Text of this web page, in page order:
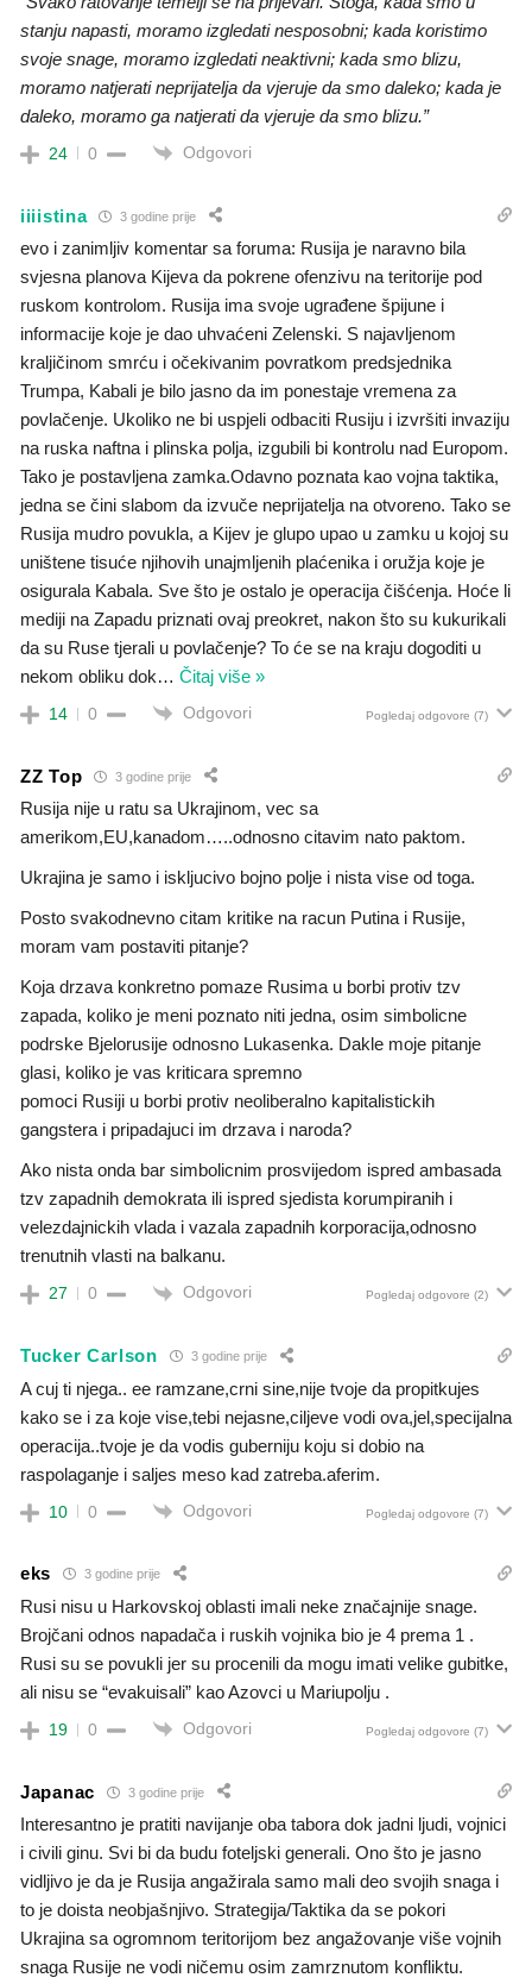
stanju napasti, moramo izgledati nesposobni; kada koristimo
svoje snage, moramo izgledati neaktivni; kada smo blizu,
moramo natjerati neprijatelja da vjeruje da smo daleko; kada je
daleko, moramo ga natjerati da vjeruje da smo blizu.”
24 0 Odgovori
iiiistina 3 godine prije
evo i zanimljiv komentar sa foruma: Rusija je naravno bila
svjesna planova Kijeva da pokrene ofenzivu na teritorije pod
ruskom kontrolom. Rusija ima svoje ugrađene špijune i
informacije koje je dao uhvaćeni Zelenski. S najavljenom
kraljičinom smrću i očekivanim povratkom predsjednika
Trumpa, Kabali je bilo jasno da im ponestaje vremena za
povlačenje. Ukoliko ne bi uspjeli odbaciti Rusiju i izvršiti invaziju
na ruska naftna i plinska polja, izgubili bi kontrolu nad Europom.
Tako je postavljena zamka.Odavno poznata kao vojna taktika,
jedna se čini slabom da izvuče neprijatelja na otvoreno. Tako se
Rusija mudro povukla, a Kijev je glupo upao u zamku u kojoj su
uništene tisuće njihovih unajmljenih plaćenika i oružja koje je
osigurala Kabala. Sve što je ostalo je operacija čišćenja. Hoće li
mediji na Zapadu priznati ovaj preokret, nakon što su kukurikali
da su Ruse tjerali u povlačenje? To će se na kraju dogoditi u
nekom obliku dok… Čitaj više »
14 0 Odgovori Pogledaj odgovore (7)
ZZ Top 3 godine prije
Rusija nije u ratu sa Ukrajinom, vec sa
amerikom,EU,kanadom…..odnosno citavim nato paktom.
Ukrajina je samo i iskljucivo bojno polje i nista vise od toga.
Posto svakodnevno citam kritike na racun Putina i Rusije,
moram vam postaviti pitanje?
Koja drzava konkretno pomaze Rusima u borbi protiv tzv
zapada, koliko je meni poznato niti jedna, osim simbolicne
podrske Bjelorusije odnosno Lukasenka. Dakle moje pitanje
glasi, koliko je vas kriticara spremno
pomoci Rusiji u borbi protiv neoliberalno kapitalistickih
gangstera i pripadajuci im drzava i naroda?
Ako nista onda bar simbolicnim prosvijedom ispred ambasada
tzv zapadnih demokrata ili ispred sjedista korumpiranih i
velezdajnickih vlada i vazala zapadnih korporacija,odnosno
trenutnih vlasti na balkanu.
27 0 Odgovori Pogledaj odgovore (2)
Tucker Carlson 3 godine prije
A cuj ti njega.. ee ramzane,crni sine,nije tvoje da propitkujes
kako se i za koje vise,tebi nejasne,ciljeve vodi ova,jel,specijalna
operacija..tvoje je da vodis guberniju koju si dobio na
raspolaganje i saljes meso kad zatreba.aferim.
10 0 Odgovori Pogledaj odgovore (7)
eks 3 godine prije
Rusi nisu u Harkovskoj oblasti imali neke značajnije snage.
Brojčani odnos napadača i ruskih vojnika bio je 4 prema 1 .
Rusi su se povukli jer su procenili da mogu imati velike gubitke,
ali nisu se “evakuisali” kao Azovci u Mariupolju .
19 0 Odgovori Pogledaj odgovore (7)
Japanac 3 godine prije
Interesantno je pratiti navijanje oba tabora dok jadni ljudi, vojnici
i civili ginu. Svi bi da budu foteljski generali. Ono što je jasno
vidljivo je da je Rusija angažirala samo mali deo svojih snaga i
to je doista neobjašnjivo. Strategija/Taktika da se pokori
Ukrajina sa ogromnom teritorijom bez angažovanje više vojnih
snaga Rusije ne vodi ničemu osim zamrznutom konfliktu.